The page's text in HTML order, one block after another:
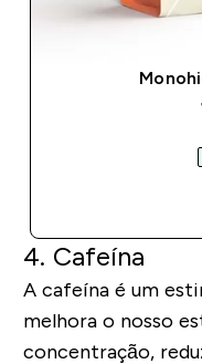
4. Cafeína
A cafeína é um
melhora o nosso
concentração,